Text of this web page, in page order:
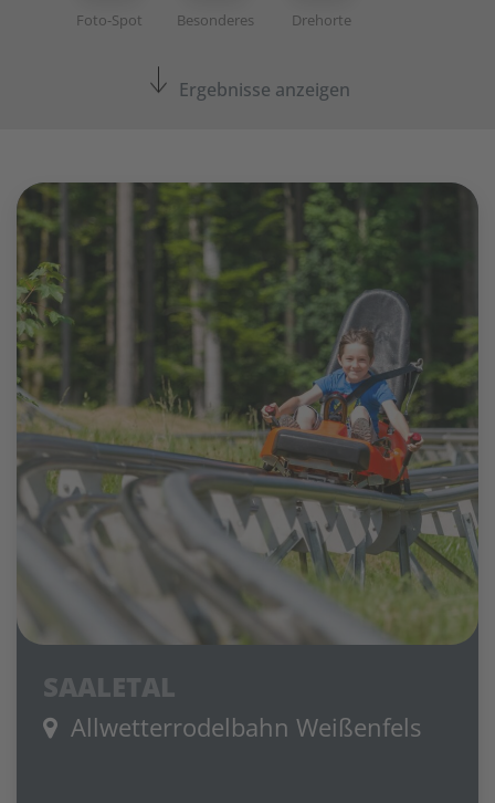
Foto-Spot Besonderes Drehorte
Ergebnisse anzeigen
SAALETAL
Allwetterrodelbahn Weißenfels